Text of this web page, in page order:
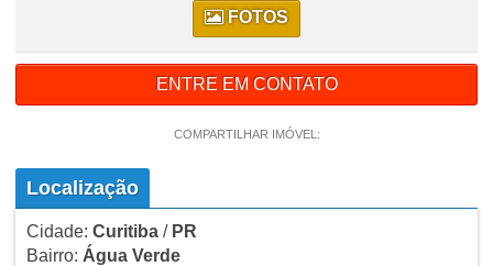
FOTOS
ENTRE EM CONTATO
COMPARTILHAR IMÓVEL:
Localização
Cidade: Curitiba/ PR
Bairro: Água Verde